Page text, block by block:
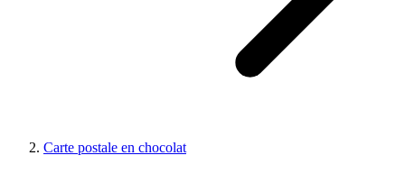
Carte postale en chocolat